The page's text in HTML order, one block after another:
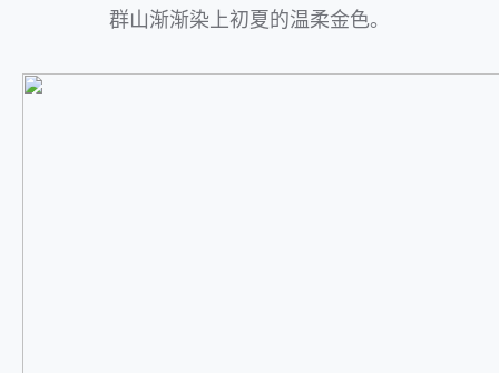
群山渐渐染上初夏的温柔金色。